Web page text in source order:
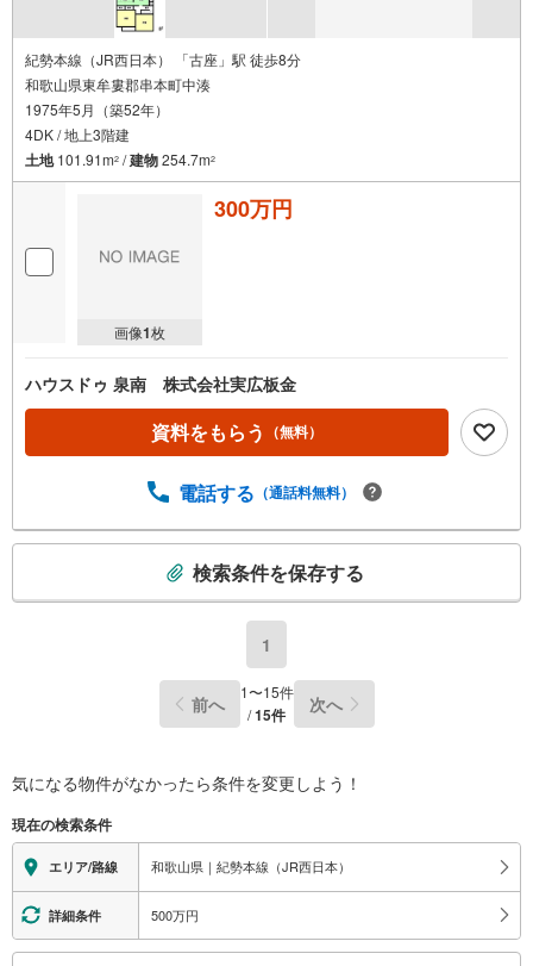
紀勢本線（JR西日本） 「古座」駅 徒歩8分
和歌山県東牟婁郡串本町中湊
1975年5月（築52年）
4DK / 地上3階建
土地101.91m2 /建物254.7m2
画像1枚
300万円
ハウスドゥ 泉南 株式会社実広板金
資料をもらう （無料）
電話する （通話料無料）
検
を
受
け
取
る
・
条
検索条件を保存する
1
前へ 1〜15件
/15件 次へ
気になる物件がなかったら条件を変更しよう！
現在の検索条件
エリア/路線 和歌山県｜紀勢本線（JR西日本）
詳細条件 500万円